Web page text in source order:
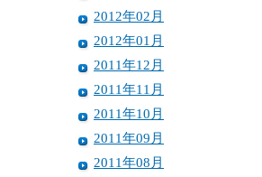
2012年02月
2012年01月
2011年12月
2011年11月
2011年10月
2011年09月
2011年08月